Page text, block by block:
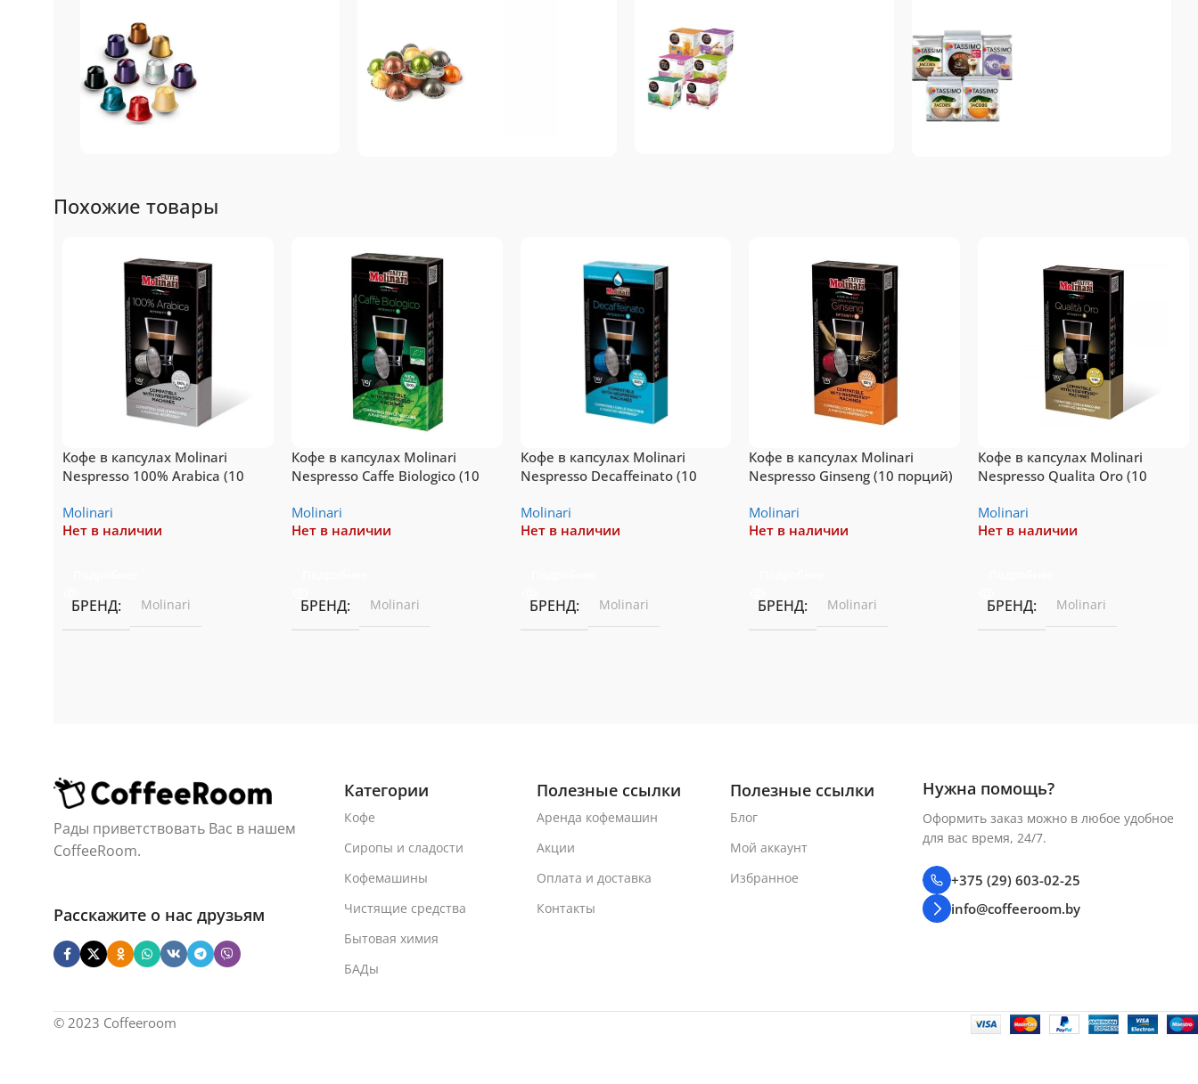
Original
Подробнее
системы Nespresso
Vertuo
Перейти
Подробнее
Похожие товары
Кофе в капсулах Molinari
Nespresso 100% Arabica (10
Molinari
Нет в наличии
БРЕНД Molinari
Кофе в капсулах Molinari
Nespresso Caffe Biologico (10
Molinari
Нет в наличии
БРЕНД Molinari
Кофе в капсулах Molinari
Nespresso Decaffeinato (10
Molinari
Нет в наличии
БРЕНД Molinari
Кофе в капсулах Molinari
Nespresso Ginseng (10 порций)
Molinari
Нет в наличии
БРЕНД Molinari
Кофе в капсулах Molinari
Nespresso Qualita Oro (10
Molinari
Нет в наличии
БРЕНД Molinari
Рады приветствовать Вас в нашем
CoffeeRoom.
Расскажите о нас друзьям
Категории
Кофе
Сиропы и сладости
Кофемашины
Чистящие средства
Бытовая химия
БАДы
Полезные ссылки
Аренда кофемашин
Акции
Оплата и доставка
Контакты
Полезные ссылки
Блог
Мой аккаунт
Избранное
Нужна помощь?
Оформить заказ можно в любое удобное
для вас время, 24/7.
+375 (29) 603-02-25
info@coffeeroom.by
© 2023 Coffeeroom